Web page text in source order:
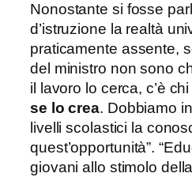
Nonostante si fosse
d’istruzione la realtà
praticamente assente,
del ministro non sono
il lavoro lo cerca, c’è
se lo crea. Dobbiamo
livelli scolastici la
quest’opportunità”.
giovani allo stimolo